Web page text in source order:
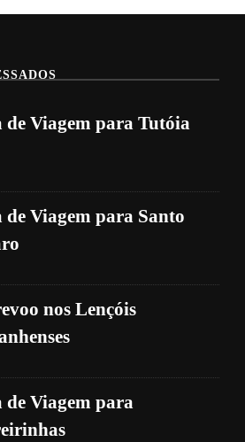
de Viagem para Tutóia
de Viagem para Santo
nos Lençóis
de Viagem para